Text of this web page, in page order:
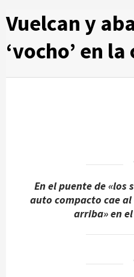
Vuelcan y
‘vocho’ en
En el puente de «los
auto compacto cae
arriba» en